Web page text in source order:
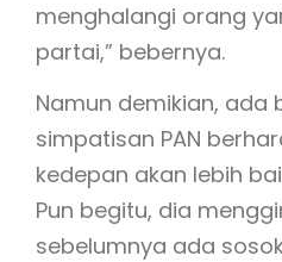
menghalangi orang
partai,” bebernya.
Namun demikian, ada
simpatisan PAN
kedepan akan lebih
Pun begitu, dia
sebelumnya ada